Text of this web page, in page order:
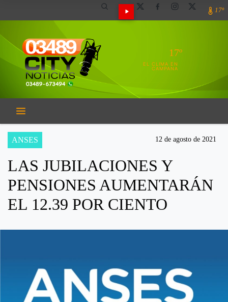
17º
17º
EL CLIMA EN
CAMPANA
ANSES 12 de agosto de 2021
LAS JUBILACIONES Y
PENSIONES AUMENTARÁN
EL 12.39 POR CIENTO